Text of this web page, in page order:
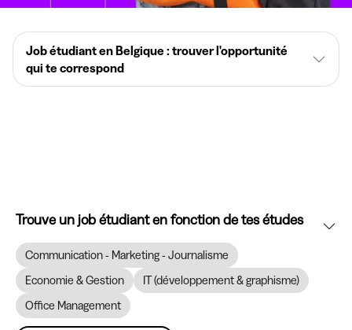
Job étudiant en Belgique : trouver l'opportunité
qui te correspond
Trouve un job étudiant en fonction de tes études
Communication - Marketing - Journalisme
Economie & Gestion
IT (développement & graphisme)
Office Management